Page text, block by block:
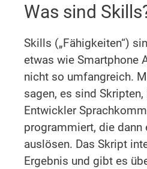
Was sind
Skills („Fähigkeiten“)
etwas wie Smartphone
nicht so umfangreich.
sagen, es sind
Entwickler
programmiert, die dann
auslösen. Das Skript
Ergebnis und gibt es